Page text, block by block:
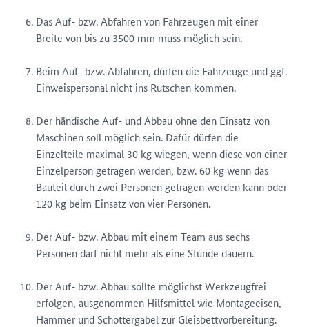
Das Auf- bzw. Abfahren von Fahrzeugen mit einer
Breite von bis zu 3500 mm muss möglich sein.
Beim Auf- bzw. Abfahren, dürfen die Fahrzeuge und ggf.
Einweispersonal nicht ins Rutschen kommen.
Der händische Auf- und Abbau ohne den Einsatz von
Maschinen soll möglich sein. Dafür dürfen die
Einzelteile maximal 30 kg wiegen, wenn diese von einer
Einzelperson getragen werden, bzw. 60 kg wenn das
Bauteil durch zwei Personen getragen werden kann oder
120 kg beim Einsatz von vier Personen.
Der Auf- bzw. Abbau mit einem Team aus sechs
Personen darf nicht mehr als eine Stunde dauern.
Der Auf- bzw. Abbau sollte möglichst Werkzeugfrei
erfolgen, ausgenommen Hilfsmittel wie Montageeisen,
Hammer und Schottergabel zur Gleisbettvorbereitung.